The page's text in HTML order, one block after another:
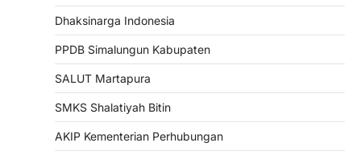
Dhaksinarga Indonesia
PPDB Simalungun Kabupaten
SALUT Martapura
SMKS Shalatiyah Bitin
AKIP Kementerian Perhubungan